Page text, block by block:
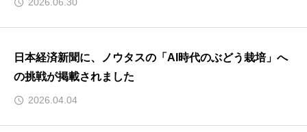
日本経済新聞に、ノウタスの「AI時代のぶどう栽培」へ
の挑戦が掲載されました
2026.04.04